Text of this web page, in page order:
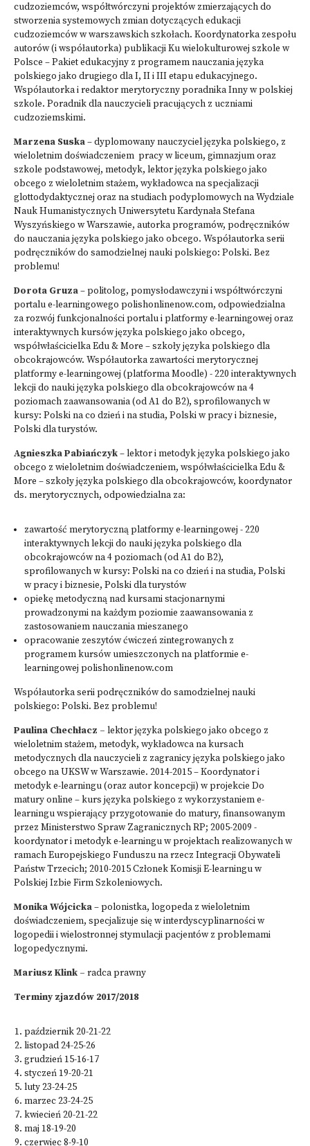
cudzoziemców, współtwórczyni projektów zmierzających do
stworzenia systemowych zmian dotyczących edukacji
cudzoziemców w warszawskich szkołach. Koordynatorka zespołu
autorów (i współautorka) publikacji Ku wielokulturowej szkole w
Polsce – Pakiet edukacyjny z programem nauczania języka
polskiego jako drugiego dla I, II i III etapu edukacyjnego.
Współautorka i redaktor merytoryczny poradnika Inny w polskiej
szkole. Poradnik dla nauczycieli pracujących z uczniami
cudzoziemskimi.
Marzena Suska– dyplomowany nauczyciel języka polskiego, z
wieloletnim doświadczeniem pracy w liceum, gimnazjum oraz
szkole podstawowej, metodyk, lektor języka polskiego jako
obcego z wieloletnim stażem, wykładowca na specjalizacji
glottodydaktycznej oraz na studiach podyplomowych na Wydziale
Nauk Humanistycznych Uniwersytetu Kardynała Stefana
Wyszyńskiego w Warszawie, autorka programów, podręczników
do nauczania języka polskiego jako obcego. Współautorka serii
podręczników do samodzielnej nauki polskiego: Polski. Bez
problemu!
Dorota Gruza– politolog, pomysłodawczyni i współtwórczyni
portalu e-learningowego polishonlinenow.com, odpowiedzialna
za rozwój funkcjonalności portalu i platformy e-learningowej oraz
interaktywnych kursów języka polskiego jako obcego,
współwłaścicielka Edu & More – szkoły języka polskiego dla
obcokrajowców. Współautorka zawartości merytorycznej
platformy e-learningowej (platforma Moodle) - 220 interaktywnych
lekcji do nauki języka polskiego dla obcokrajowców na 4
poziomach zaawansowania (od A1 do B2), sprofilowanych w
kursy: Polski na co dzień i na studia, Polski w pracy i biznesie,
Polski dla turystów.
Agnieszka Pabiańczyk– lektor i metodyk języka polskiego jako
obcego z wieloletnim doświadczeniem, współwłaścicielka Edu &
More – szkoły języka polskiego dla obcokrajowców, koordynator
ds. merytorycznych, odpowiedzialna za:
zawartość merytoryczną platformy e-learningowej - 220
interaktywnych lekcji do nauki języka polskiego dla
obcokrajowców na 4 poziomach (od A1 do B2),
sprofilowanych w kursy: Polski na co dzień i na studia, Polski
w pracy i biznesie, Polski dla turystów
opiekę metodyczną nad kursami stacjonarnymi
prowadzonymi na każdym poziomie zaawansowania z
zastosowaniem nauczania mieszanego
opracowanie zeszytów ćwiczeń zintegrowanych z
programem kursów umieszczonych na platformie e-
learningowej polishonlinenow.com
Współautorka serii podręczników do samodzielnej nauki
polskiego: Polski. Bez problemu!
Paulina Chechłacz – lektor języka polskiego jako obcego z
wieloletnim stażem, metodyk, wykładowca na kursach
metodycznych dla nauczycieli z zagranicy języka polskiego jako
obcego na UKSW w Warszawie. 2014-2015 – Koordynator i
metodyk e-learningu (oraz autor koncepcji) w projekcie Do
matury online – kurs języka polskiego z wykorzystaniem e-
learningu wspierający przygotowanie do matury, finansowanym
przez Ministerstwo Spraw Zagranicznych RP; 2005-2009 -
koordynator i metodyk e-learningu w projektach realizowanych w
ramach Europejskiego Funduszu na rzecz Integracji Obywateli
Państw Trzecich; 2010-2015 Członek Komisji E-learningu w
Polskiej Izbie Firm Szkoleniowych.
Monika Wójcicka– polonistka, logopeda z wieloletnim
doświadczeniem, specjalizuje się w interdyscyplinarności w
logopedii i wielostronnej stymulacji pacjentów z problemami
logopedycznymi.
Mariusz Klink – radca prawny
Terminy zjazdów 2017/2018
październik 20-21-22
listopad 24-25-26
grudzień 15-16-17
styczeń 19-20-21
luty 23-24-25
marzec 23-24-25
kwiecień 20-21-22
maj 18-19-20
czerwiec 8-9-10